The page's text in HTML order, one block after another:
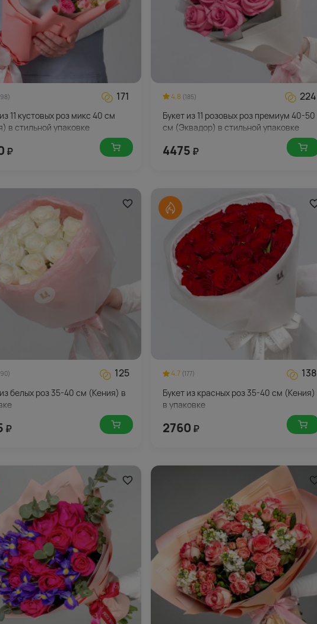
171
11 кустовых роз микс 40 см
в стильной упаковке
₽
4.8 (185) 224
Букет из 11 розовых роз премиум 40-50
см (Эквадор) в стильной упаковке
4475 ₽
125
белых роз 35-40 см (Кения) в
₽
4.7 (177) 138
Букет из красных роз 35-40 см (Кения)
в упаковке
2760 ₽